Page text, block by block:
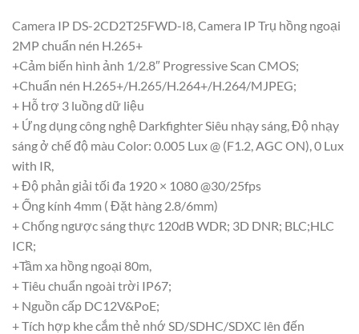
Camera IP DS-2CD2T25FWD-I8, Camera IP Trụ hồng ngoại
2MP chuẩn nén H.265+
+Cảm biến hình ảnh 1/2.8″ Progressive Scan CMOS;
+Chuẩn nén H.265+/H.265/H.264+/H.264/MJPEG;
+ Hỗ trợ 3 luồng dữ liệu
+ Ứng dụng công nghệ Darkfighter Siêu nhạy sáng, Độ nhạy
sáng ở chế độ màu Color: 0.005 Lux @ (F1.2, AGC ON), 0 Lux
with IR,
+ Độ phản giải tối đa 1920 × 1080 @30/25fps
+ Ống kính 4mm ( Đặt hàng 2.8/6mm)
+ Chống ngược sáng thực 120dB WDR; 3D DNR; BLC;HLC
ICR;
+Tầm xa hồng ngoại 80m,
+ Tiêu chuẩn ngoài trời IP67;
+ Nguồn cấp DC12V&PoE;
+ Tích hợp khe cắm thẻ nhớ SD/SDHC/SDXC lên đến